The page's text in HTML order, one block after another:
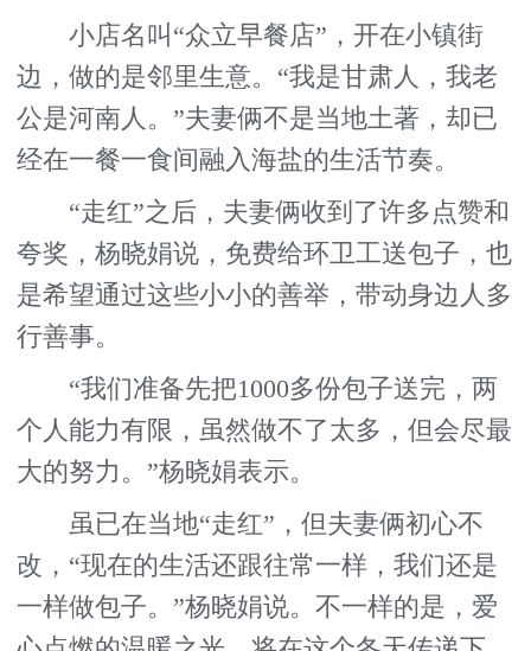
小店名叫“众立早餐店”，开在小镇街
边，做的是邻里生意。“我是甘肃人，我老
公是河南人。”夫妻俩不是当地土著，却已
经在一餐一食间融入海盐的生活节奏。
“走红”之后，夫妻俩收到了许多点赞和
夸奖，杨晓娟说，免费给环卫工送包子，也
是希望通过这些小小的善举，带动身边人多
行善事。
“我们准备先把1000多份包子送完，两
个人能力有限，虽然做不了太多，但会尽最
大的努力。”杨晓娟表示。
虽已在当地“走红”，但夫妻俩初心不
改，“现在的生活还跟往常一样，我们还是
一样做包子。”杨晓娟说。不一样的是，爱